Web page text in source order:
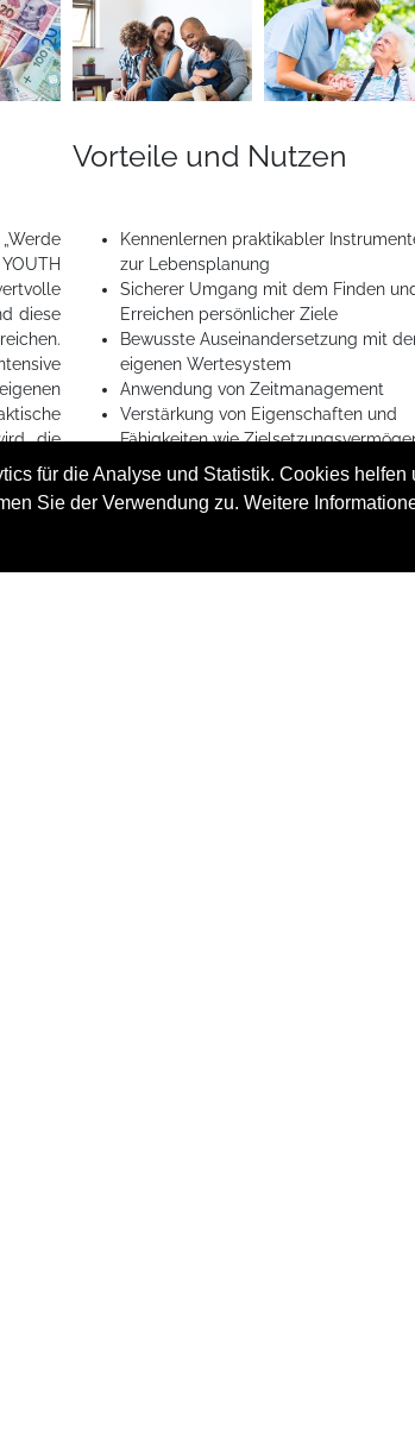
für die Analyse und Statistik. Cookies
Sie der Verwendung zu. Weitere
diese
die
und
Vorteile und Nutzen
Kennenlernen praktikabler
zur Lebensplanung
Sicherer Umgang mit dem Finden
Erreichen persönlicher Ziele
Bewusste Auseinandersetzung mit
eigenen Wertesystem
Anwendung von Zeitmanagement
Verstärkung von Eigenschaften und
Fähigkeiten wie
Selbstvertrauen, Ergebnisorientierung
und Teamfähigkeit
Eigenmotivation wird in den